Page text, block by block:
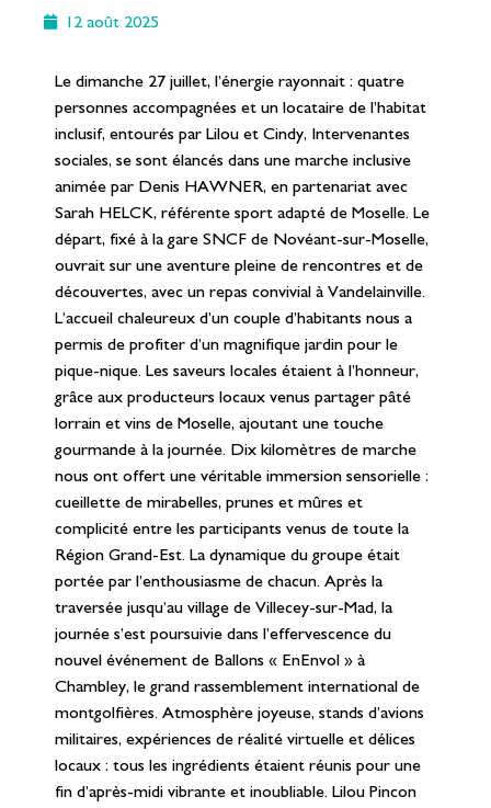
12 août 2025
Le dimanche 27 juillet, l’énergie rayonnait : quatre
personnes accompagnées et un locataire de l’habitat
inclusif, entourés par Lilou et Cindy, Intervenantes
sociales, se sont élancés dans une marche inclusive
animée par Denis HAWNER, en partenariat avec
Sarah HELCK, référente sport adapté de Moselle. Le
départ, fixé à la gare SNCF de Novéant-sur-Moselle,
ouvrait sur une aventure pleine de rencontres et de
découvertes, avec un repas convivial à Vandelainville.
L’accueil chaleureux d’un couple d’habitants nous a
permis de profiter d’un magnifique jardin pour le
pique-nique. Les saveurs locales étaient à l’honneur,
grâce aux producteurs locaux venus partager pâté
lorrain et vins de Moselle, ajoutant une touche
gourmande à la journée. Dix kilomètres de marche
nous ont offert une véritable immersion sensorielle :
cueillette de mirabelles, prunes et mûres et
complicité entre les participants venus de toute la
Région Grand-Est. La dynamique du groupe était
portée par l’enthousiasme de chacun. Après la
traversée jusqu’au village de Villecey-sur-Mad, la
journée s’est poursuivie dans l’effervescence du
nouvel événement de Ballons « EnEnvol » à
Chambley, le grand rassemblement international de
montgolfières. Atmosphère joyeuse, stands d’avions
militaires, expériences de réalité virtuelle et délices
locaux : tous les ingrédients étaient réunis pour une
fin d’après-midi vibrante et inoubliable. Lilou Pincon